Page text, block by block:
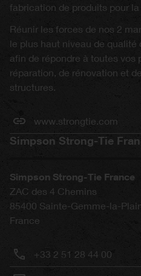
fabrication de produits pour
Réunir les forces de nos 2
le plus haut niveau de qualité
afin de répondre à toutes vos
réparation, de rénovation et
structures.
www.strongtie.com
Simpson Strong-Tie
Simpson Strong-Tie France
ZAC des 4 Chemins
85400 Sainte-Gemme-la-
France
+33 2 51 28 44 00